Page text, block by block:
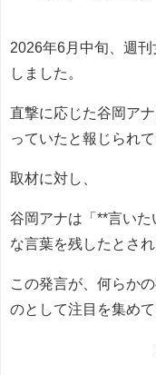
2026年6月中旬、週
しました。
直撃に応じた谷岡ア
っていたと報じられて
取材に対し、
谷岡アナは「**言い
な言葉を残したとされ
この発言が、何らか
のとして注目を集めて